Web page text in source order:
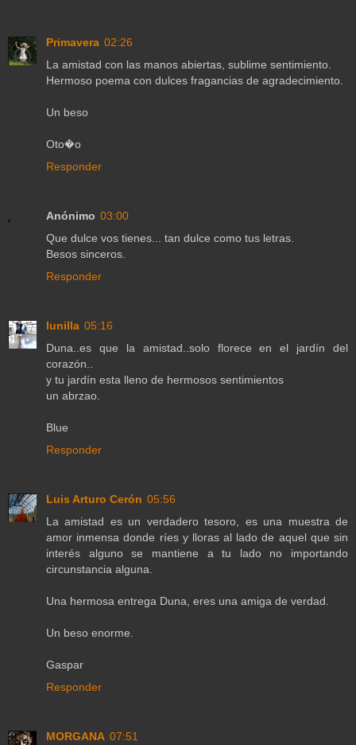
Primavera 02:26
La amistad con las manos abiertas, sublime sentimiento.
Hermoso poema con dulces fragancias de agradecimiento.
Un beso
Oto�o
Responder
Anónimo 03:00
Que dulce vos tienes... tan dulce como tus letras.
Besos sinceros.
Responder
lunilla 05:16
Duna..es que la amistad..solo florece en el jardín del
corazón..
y tu jardín esta lleno de hermosos sentimientos
un abrzao.
Blue
Responder
Luis Arturo Cerón 05:56
La amistad es un verdadero tesoro, es una muestra de
amor inmensa donde ríes y lloras al lado de aquel que sin
interés alguno se mantiene a tu lado no importando
circunstancia alguna.
Una hermosa entrega Duna, eres una amiga de verdad.
Un beso enorme.
Gaspar
Responder
MORGANA 07:51